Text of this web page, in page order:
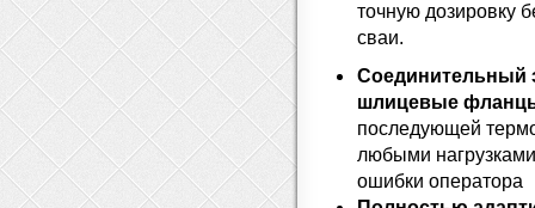
точную дозировку
сваи.
Соединительный
шлицевые
последующей
любыми
ошибки оператора